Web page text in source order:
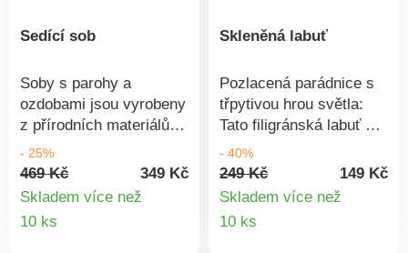
Sedící sob
Soby s parohy a
ozdobami jsou vyrobeny
z přírodních materiálů a
stanou se nádhernou
dekorací nejen na
Vánoce. Láskyplně
- 25%
469 Kč
349 Kč
Skladem více než
10 ks
Skleněná labuť
Pozlacená parádnice s
třpytivou hrou světla:
Tato filigránská labuť s
fazetovým výbrusem je
skutečný klenot. Úžasný
nápad na dárek!
- 40%
249 Kč
149 Kč
Skladem více než
10 ks